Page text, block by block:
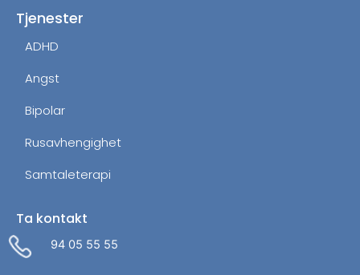
Tjenester
ADHD
Angst
Bipolar
Rusavhengighet
Samtaleterapi
Ta kontakt
94 05 55 55
Administrer dit samtykke